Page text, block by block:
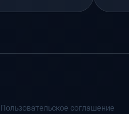
Пользовательское соглашение